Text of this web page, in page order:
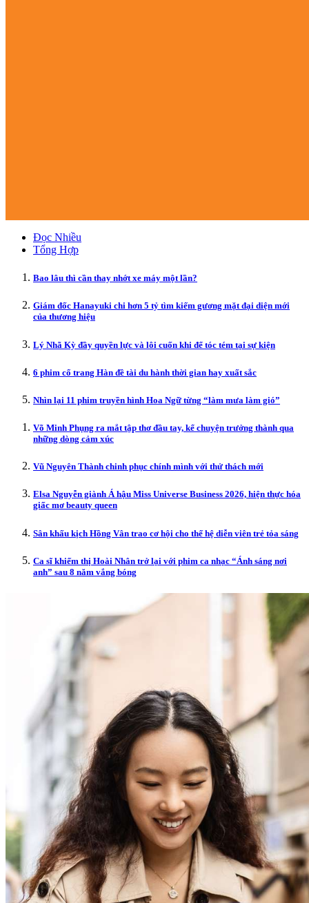
Đọc Nhiều
Tổng Hợp
Bao lâu thì cần thay nhớt xe máy một lần?
Giám đốc Hanayuki chi hơn 5 tỷ tìm kiếm gương mặt đại diện mới
của thương hiệu
Lý Nhã Kỳ đầy quyền lực và lôi cuốn khi để tóc tém tại sự kiện
6 phim cổ trang Hàn đề tài du hành thời gian hay xuất sắc
Nhìn lại 11 phim truyền hình Hoa Ngữ từng “làm mưa làm gió”
Võ Minh Phụng ra mắt tập thơ đầu tay, kể chuyện trưởng thành qua
những dòng cảm xúc
Vũ Nguyên Thành chinh phục chính mình với thử thách mới
Elsa Nguyễn giành Á hậu Miss Universe Business 2026, hiện thực hóa
giấc mơ beauty queen
Sân khấu kịch Hồng Vân trao cơ hội cho thế hệ diễn viên trẻ tỏa sáng
Ca sĩ khiếm thị Hoài Nhân trở lại với phim ca nhạc “Ánh sáng nơi
anh” sau 8 năm vắng bóng